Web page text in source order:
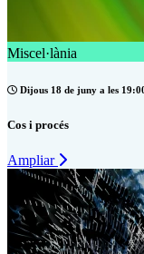
Miscel·lània
Dijous 18 de juny a les
Cos i procés
Ampliar